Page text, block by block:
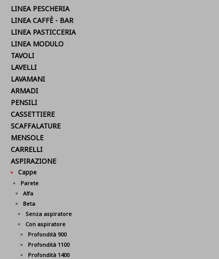
LINEA PESCHERIA
LINEA CAFFÈ - BAR
LINEA PASTICCERIA
LINEA MODULO
TAVOLI
LAVELLI
LAVAMANI
ARMADI
PENSILI
CASSETTIERE
SCAFFALATURE
MENSOLE
CARRELLI
ASPIRAZIONE
Cappe
Parete
Alfa
Beta
Senza aspiratore
Con aspiratore
Profondità 900
Profondità 1100
Profondità 1400